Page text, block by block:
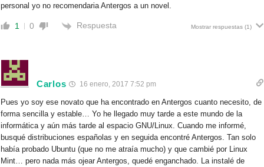
personal yo no recomendaria Antergos a un novel.
1 0 Respuesta Mostrar respuestas (1)
Carlos 16 enero, 2017 7:52 pm
Pues yo soy ese novato que ha encontrado en Antergos cuanto necesito, de
forma sencilla y estable… Yo he llegado muy tarde a este mundo de la
informática y aún más tarde al espacio GNU/Linux. Cuando me informé,
busqué distribuciones españolas y en seguida encontré Antergos. Tan solo
había probado Ubuntu (que no me atraía mucho) y que cambié por Linux
Mint… pero nada más ojear Antergos, quedé enganchado. La instalé de